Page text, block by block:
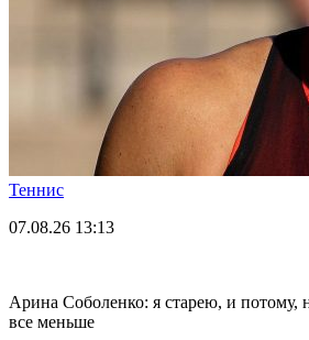
Теннис
07.08.26 13:13
Арина Соболенко: я старею, и потому,
все меньше